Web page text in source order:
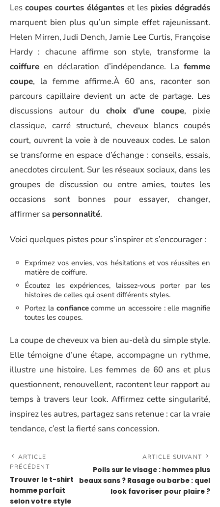
Lescoupes courtes élégantes et les pixies dégradés
marquent bien plus qu’un simple effet rajeunissant.
Helen Mirren, Judi Dench, Jamie Lee Curtis, Françoise
Hardy : chacune affirme son style, transforme la
coiffure en déclaration d’indépendance. La femme
coupe, la femme affirme.À 60 ans, raconter son
parcours capillaire devient un acte de partage. Les
discussions autour du choix d’une coupe, pixie
classique, carré structuré, cheveux blancs coupés
court, ouvrent la voie à de nouveaux codes. Le salon
se transforme en espace d’échange : conseils, essais,
anecdotes circulent. Sur les réseaux sociaux, dans les
groupes de discussion ou entre amies, toutes les
occasions sont bonnes pour essayer, changer,
affirmer sa personnalité.
Voici quelques pistes pour s’inspirer et s’encourager :
Exprimez vos envies, vos hésitations et vos réussites en
matière de coiffure.
Écoutez les expériences, laissez-vous porter par les
histoires de celles qui osent différents styles.
Portez la confiancecomme un accessoire : elle magnifie
toutes les coupes.
La coupe de cheveux va bien au-delà du simple style.
Elle témoigne d’une étape, accompagne un rythme,
illustre une histoire. Les femmes de 60 ans et plus
questionnent, renouvellent, racontent leur rapport au
temps à travers leur look. Affirmez cette singularité,
inspirez les autres, partagez sans retenue : car la vraie
tendance, c’est la fierté sans concession.
ARTICLE
PRÉCÉDENT
Trouver le t-shirt
homme parfait
selon votre style
ARTICLE SUIVANT
Poils sur le visage : hommes plus
beaux sans ? Rasage ou barbe : quel
look favoriser pour plaire ?